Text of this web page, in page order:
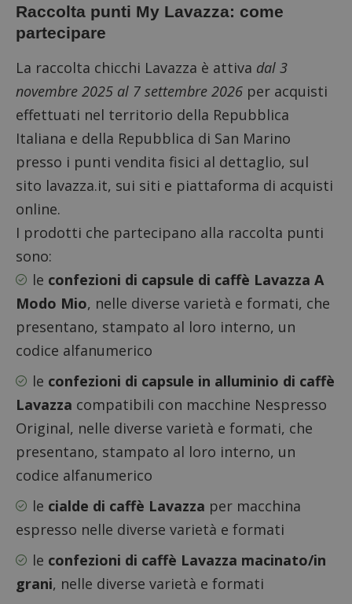
Raccolta punti My Lavazza: come
partecipare
La raccolta chicchi Lavazza è attiva dal 3
novembre 2025 al 7 settembre 2026 per acquisti
effettuati nel territorio della Repubblica
Italiana e della Repubblica di San Marino
presso i punti vendita fisici al dettaglio, sul
sito lavazza.it, sui siti e piattaforma di acquisti
online.
I prodotti che partecipano alla raccolta punti
sono:
le confezioni di capsule di caffè Lavazza A
Modo Mio, nelle diverse varietà e formati, che
presentano, stampato al loro interno, un
codice alfanumerico
le confezioni di capsule in alluminio di caffè
Lavazza compatibili con macchine Nespresso
Original, nelle diverse varietà e formati, che
presentano, stampato al loro interno, un
codice alfanumerico
le cialde di caffè Lavazza per macchina
espresso nelle diverse varietà e formati
le confezioni di caffè Lavazza macinato/in
grani, nelle diverse varietà e formati